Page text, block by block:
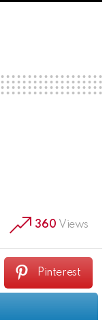
360 Views
Pinterest